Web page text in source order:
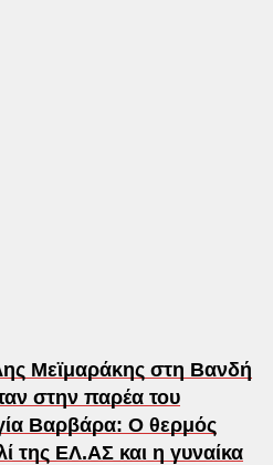
Μεϊμαράκης στη Βανδή
στην παρέα του
Βαρβάρα: O θερμός
της ΕΛ.ΑΣ και η γυναίκα